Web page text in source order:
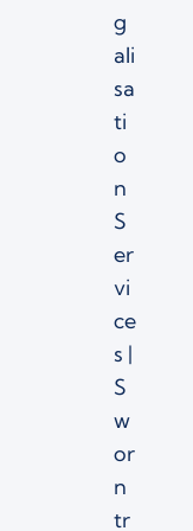
g
ali
sa
ti
o
n
S
er
vi
ce
s |
S
w
or
n
tr